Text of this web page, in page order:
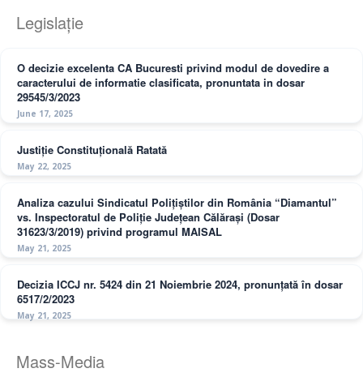
Legislație
O decizie excelenta CA Bucuresti privind modul de dovedire a
caracterului de informatie clasificata, pronuntata in dosar
29545/3/2023
June 17, 2025
Justiție Constituțională Ratată
May 22, 2025
Analiza cazului Sindicatul Polițiștilor din România “Diamantul”
vs. Inspectoratul de Poliție Județean Călărași (Dosar
31623/3/2019) privind programul MAISAL
May 21, 2025
Decizia ICCJ nr. 5424 din 21 Noiembrie 2024, pronunțată în dosar
6517/2/2023
May 21, 2025
Mass-Media